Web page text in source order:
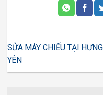
SỬA MÁY CHIẾU TẠI HƯNG
YÊN